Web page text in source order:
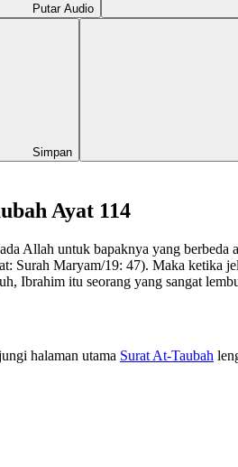
Putar Audio
Simpan
Ayat 114
Allah untuk bapaknya yang
Surah Maryam/19: 47). Maka ketika
Ibrahim itu seorang yang sangat
halaman utama Surat At-Taubah